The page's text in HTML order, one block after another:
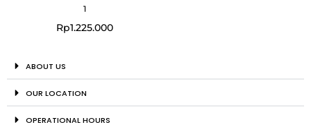
1
Rp1.225.000
ABOUT US
OUR LOCATION
OPERATIONAL HOURS